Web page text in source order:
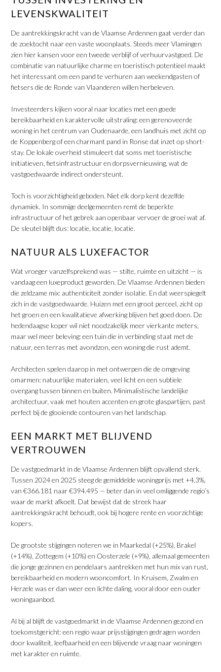
LEVENSKWALITEIT
De aantrekkingskracht van de Vlaamse Ardennen gaat verder dan
de zoektocht naar een vaste woonplaats. Steeds meer Vlamingen
zien hier kansen voor een tweede verblijf of verhuurvastgoed. De
combinatie van natuurlijke charme en toeristisch potentieel maakt
het interessant om een pand te verhuren aan weekendgasten of
fietsers die de Ronde van Vlaanderen willen herbeleven.
​Investeerders kijken vooral naar locaties met een goede
bereikbaarheid en karaktervolle uitstraling: een gerenoveerde
woning in het centrum van Oudenaarde, een landhuis met zicht op
de Koppenberg of een charmant pand in Ronse dat inzet op short-
stay. De lokale overheid stimuleert dat soms met toeristische
initiatieven, fietsinfrastructuur en dorpsvernieuwing, wat de
vastgoedwaarde indirect ondersteunt.
​Toch is voorzichtigheid geboden. Niet elk dorp kent dezelfde
dynamiek. In sommige deelgemeenten remt de beperkte
infrastructuur of het gebrek aan openbaar vervoer de groei wat af.
De sleutel blijft dus: locatie, locatie, locatie.
NATUUR ALS LUXEFACTOR
Wat vroeger vanzelfsprekend was — stilte, ruimte en uitzicht — is
vandaag een luxeproduct geworden. De Vlaamse Ardennen bieden
die zeldzame mix: authenticiteit zonder isolatie. En dat weerspiegelt
zich in de vastgoedwaarde. Huizen met een groot perceel, zicht op
het groen en een kwalitatieve afwerking blijven het goed doen. De
hedendaagse koper wil niet noodzakelijk meer vierkante meters,
maar wel meer beleving: een tuin die in verbinding staat met de
natuur, een terras met avondzon, een woning die rust ademt.
​Architecten spelen daarop in met ontwerpen die de omgeving
omarmen: natuurlijke materialen, veel licht en een subtiele
overgang tussen binnen en buiten. Minimalistische landelijke
architectuur, vaak met houten accenten en grote glaspartijen, past
perfect bij de glooiende contouren van het landschap.
EEN MARKT MET BLIJVEND
VERTROUWEN
De vastgoedmarkt in de Vlaamse Ardennen blijft opvallend sterk.
Tussen 2024 en 2025 steeg de gemiddelde woningprijs met +4,3%,
van €366.181 naar €394.495 — beter dan in veel omliggende regio’s
waar de markt afkoelt. Dat bewijst dat de streek haar
aantrekkingskracht behoudt, ook bij hogere rente en voorzichtige
kopers.
​De grootste stijgingen noteren we in Maarkedal (+25%), Brakel
(+14%), Zottegem (+10%) en Oosterzele (+9%), allemaal gemeenten
die jonge gezinnen en pendelaars aantrekken met hun mix van rust,
bereikbaarheid en modern wooncomfort. In Kruisem, Zwalm en
Herzele was er dan weer een lichte daling, vooral door een ouder
woningaanbod.
​Al bij al blijft de vastgoedmarkt in de Vlaamse Ardennen gezond en
toekomstgericht: een regio waar prijsstijgingen gedragen worden
door kwaliteit, leefbaarheid en een blijvende vraag naar woningen
met karakter en ruimte.